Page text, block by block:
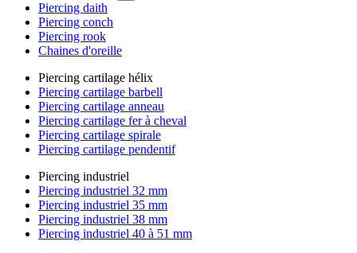
Piercing daith
Piercing conch
Piercing rook
Chaines d'oreille
Piercing cartilage hélix
Piercing cartilage barbell
Piercing cartilage anneau
Piercing cartilage fer à cheval
Piercing cartilage spirale
Piercing cartilage pendentif
Piercing industriel
Piercing industriel 32 mm
Piercing industriel 35 mm
Piercing industriel 38 mm
Piercing industriel 40 à 51 mm